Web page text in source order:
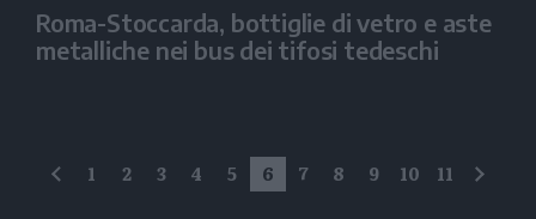
Roma-Stoccarda, bottiglie di vetro e aste
metalliche nei bus dei tifosi tedeschi
precedente
1 2 3 4 5 6 7 8 9 10 11